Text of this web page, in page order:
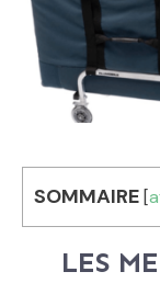
SOMMAIRE[
LES